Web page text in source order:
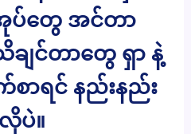
ပ်တွေ အင်တာ
ချင်တာတွေ ရှာ နဲ့
ာရင် နည်းနည်း
ပဲ။